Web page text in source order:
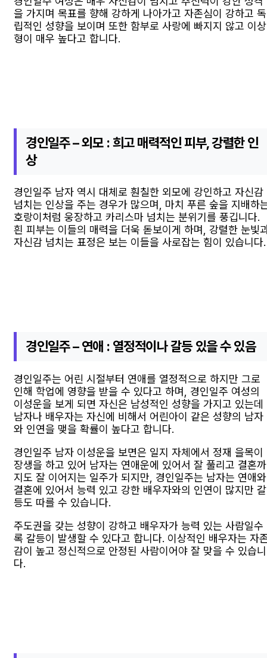
을 가지며 목표를 향해 강하게 나아가고 자존심이 강하고 독
립적인 성향을 보이며 또한 함부로 사랑에 빠지지 않고 이상
형이 매우 높다고 합니다.
경인일주 – 외모 : 희고 매력적인 피부, 강렬한 인
상
경인일주 남자 역시 대체로 훤칠한 외모에 강인하고 자신감
넘치는 인상을 주는 경우가 많으며, 마치 푸른 숲을 지배하
호랑이처럼 웅장하고 카리스마 넘치는 분위기를 풍깁니다.
흰 피부는 이들의 매력을 더욱 돋보이게 하며, 강렬한 눈빛
자신감 넘치는 표정은 보는 이들을 사로잡는 힘이 있습니다.
경인일주 – 연애 : 열정적이나 갈등 있을 수 있음
경인일주는 어린 시절부터 연애를 열정적으로 하지만 그로
인해 학업에 영향을 받을 수 있다고 하며, 경인일주 여성의
이성운을 보게 되면 자신은 남성적인 성향을 가지고 있는데
남자나 배우자는 자신에 비해서 어린아이 같은 성향의 남자
와 인연을 맺을 확률이 높다고 합니다.
경인일주 남자 이성운을 보면은 일지 자체에서 정재 을목이
장생을 하고 있어 남자는 연애운에 있어서 잘 풀리고 결혼까
지도 잘 이어지는 일주가 되지만, 경인일주는 남자는 연애와
결혼에 있어서 능력 있고 강한 배우자와의 인연이 많지만 갈
등도 따를 수 있습니다.
주도권을 갖는 성향이 강하고 배우자가 능력 있는 사람일수
록 갈등이 발생할 수 있다고 합니다. 이상적인 배우자는 자
감이 높고 정신적으로 안정된 사람이어야 잘 맞을 수 있습니
다.